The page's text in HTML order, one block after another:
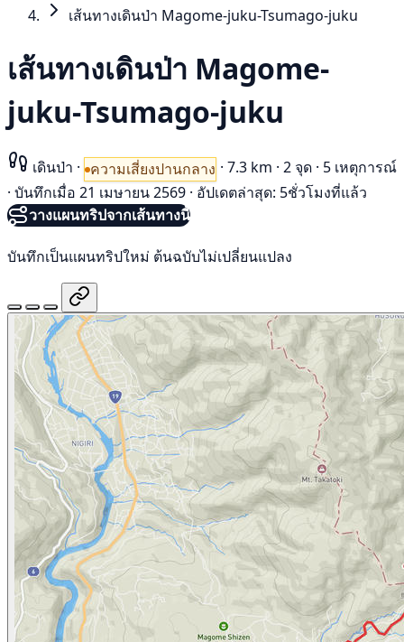
เส้นทางเดินป่า Magome-juku-Tsumago-juku
เส้นทางเดินป่า Magome-
juku-Tsumago-juku
เดินป่า · ความเสี่ยงปานกลาง · 7.3 km · 2 จุด · 5 เหตุการณ์
· บันทึกเมื่อ 21 เมษายน 2569 · อัปเดตล่าสุด: 5ชั่วโมงที่แล้ว
วางแผนทริปจากเส้นทางนี้
บันทึกเป็นแผนทริปใหม่ ต้นฉบับไม่เปลี่ยนแปลง